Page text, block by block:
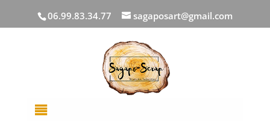
06.99.83.34.77 sagaposart@gmail.com
DECOUPES BOIS/Mots/ La magie de Noël